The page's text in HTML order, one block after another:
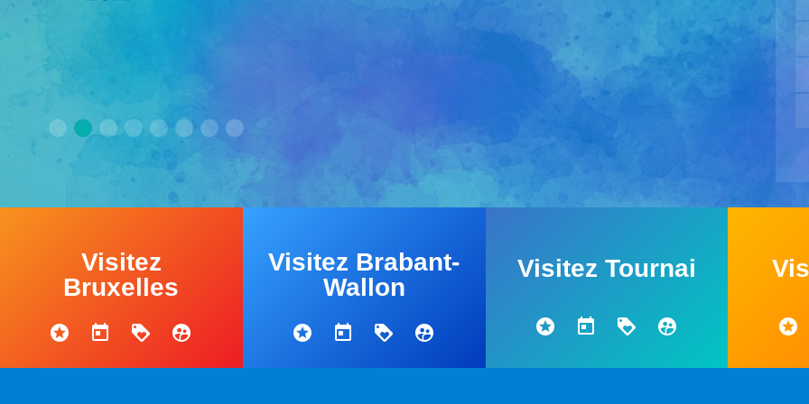
TOUTES LES ACTUALITÉS
28-07-2027
Visitez
Bruxelles
Visitez Brabant-
Wallon
Visitez Tournai